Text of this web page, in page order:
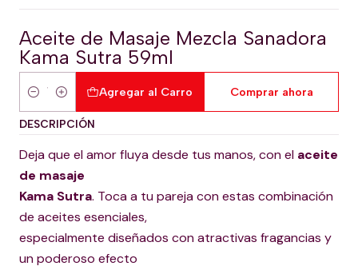
Aceite de Masaje Mezcla Sanadora
Kama Sutra 59ml
Cantidad
Agregar al Carro Comprar ahora
DESCRIPCIÓN
Deja que el amor fluya desde tus manos, con el aceite
de masaje
Kama Sutra. Toca a tu pareja con estas combinación
de aceites esenciales,
especialmente diseñados con atractivas fragancias y
un poderoso efecto